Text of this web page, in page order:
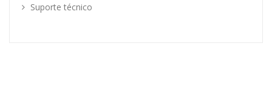
Suporte técnico